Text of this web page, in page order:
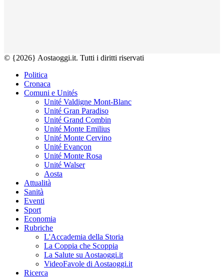
© {2026} Aostaoggi.it. Tutti i diritti riservati
Politica
Cronaca
Comuni e Unités
Unité Valdigne Mont-Blanc
Unité Gran Paradiso
Unité Grand Combin
Unité Monte Emilius
Unité Monte Cervino
Unité Evançon
Unité Monte Rosa
Unité Walser
Aosta
Attualità
Sanità
Eventi
Sport
Economia
Rubriche
L'Accademia della Storia
La Coppia che Scoppia
La Salute su Aostaoggi.it
VideoFavole di Aostaoggi.it
Ricerca